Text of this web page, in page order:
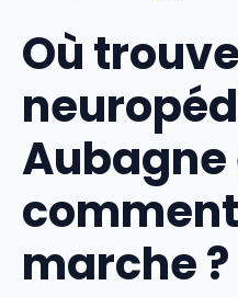
Où
Aubagne
marche ?